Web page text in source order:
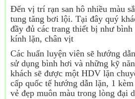
Đến vị trí rạn san hô nhiều màu
tung tăng bơi lội. Tại đây quý
đầy đủ các trang thiết bị như
kính lặn, chân vịt
Các huấn luyện viên sẽ hướng
sử dụng bình hơi và những kỹ
khách sẽ được một HDV lặn
cấp quốc tế hướng dẫn lặn, 1
vẻ đẹp muôn màu trong lòng đại